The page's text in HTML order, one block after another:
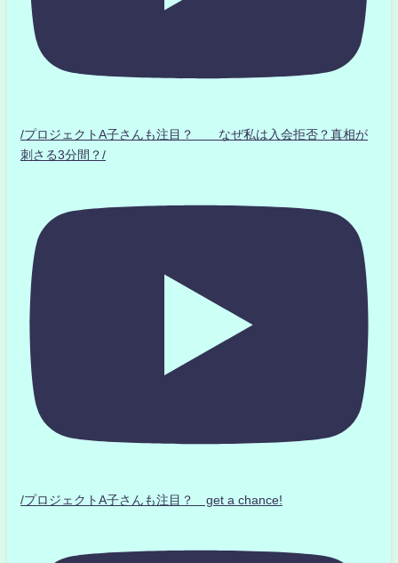
/プロジェクトA子さんも注目？ なぜ私は入会拒否？真相が
刺さる3分間？/
/プロジェクトA子さんも注目？ get a chance!